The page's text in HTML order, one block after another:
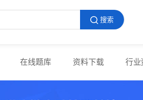
搜索
在线题库 资料下载 行业